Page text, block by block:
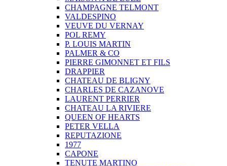
CHAMPAGNE TELMONT
VALDESPINO
VEUVE DU VERNAY
POL REMY
P. LOUIS MARTIN
PALMER & CO
PIERRE GIMONNET ET FILS
DRAPPIER
CHATEAU DE BLIGNY
CHARLES DE CAZANOVE
LAURENT PERRIER
CHATEAU LA RIVIERE
QUEEN OF HEARTS
PETER VELLA
REPUTAZIONE
1977
CAPONE
TENUTE MARTINO